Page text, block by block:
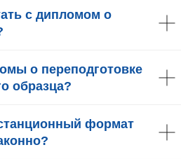
с дипломом о
о переподготовке
образца?
формат